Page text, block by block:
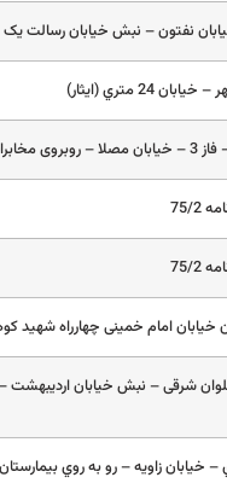
نفتون – نبش خیابان رسالت یک
24 متري (ايثار)
مخابرات
2
2
امام خمینی چهارراه شهید
– خيابان زاويه – رو به روي